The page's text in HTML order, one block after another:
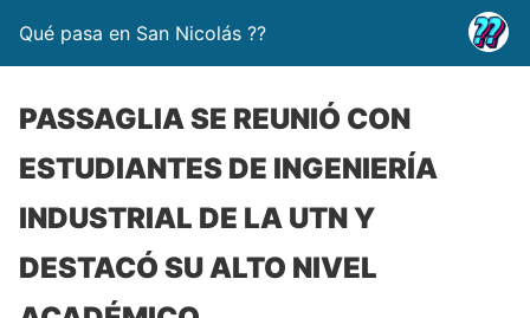
Qué pasa en San Nicolás ??
PASSAGLIA SE REUNIÓ CON
ESTUDIANTES DE INGENIERÍA
INDUSTRIAL DE LA UTN Y
DESTACÓ SU ALTO NIVEL